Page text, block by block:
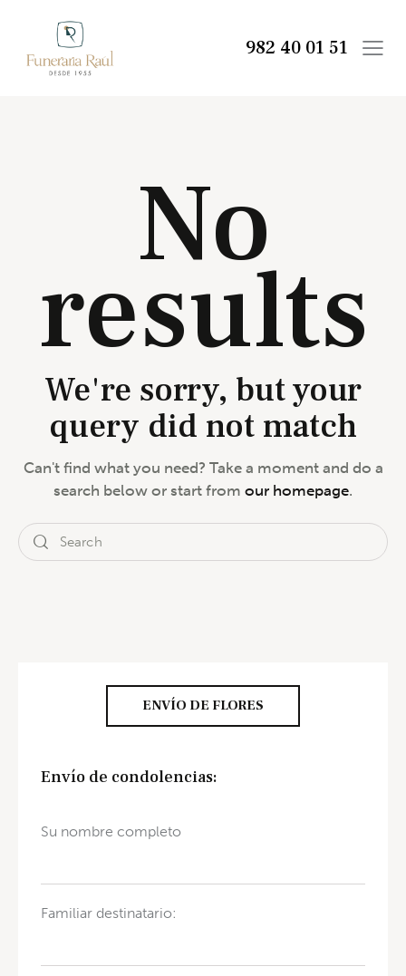
982 40 01 51
No
results
We're sorry, but your
query did not match
Can't find what you need? Take a moment and do a
search below or start from our homepage.
ENVÍO DE FLORES
Envío de condolencias:
Su nombre completo
Familiar destinatario: